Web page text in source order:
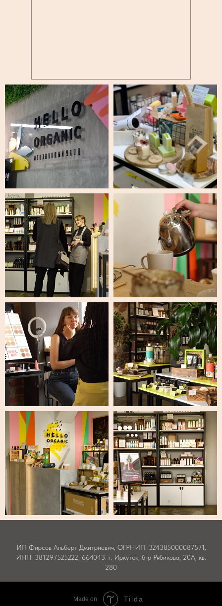
ИП Фирсов Альберт Дмитриевич, ОГРНИП: 324385000087571,
ИНН: 381297525222, 664043. г. Иркутск, б-р Рябикова, 20А, кв.
280
Made on Tilda